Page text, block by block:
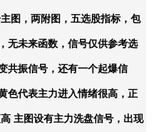
图，两附图，五选股指标，包
无未来函数，信号仅供参考选
共振信号，还有一个起爆信
色代表主力进入情绪很高，正
主图设有主力洗盘信号，出现